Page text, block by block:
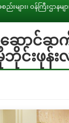
တိုင်းဒေသကြီး/ပြည်
ာင်ဆက်
မိုဘိုင်းဖု